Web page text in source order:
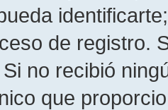
de registro.
no recibió
que